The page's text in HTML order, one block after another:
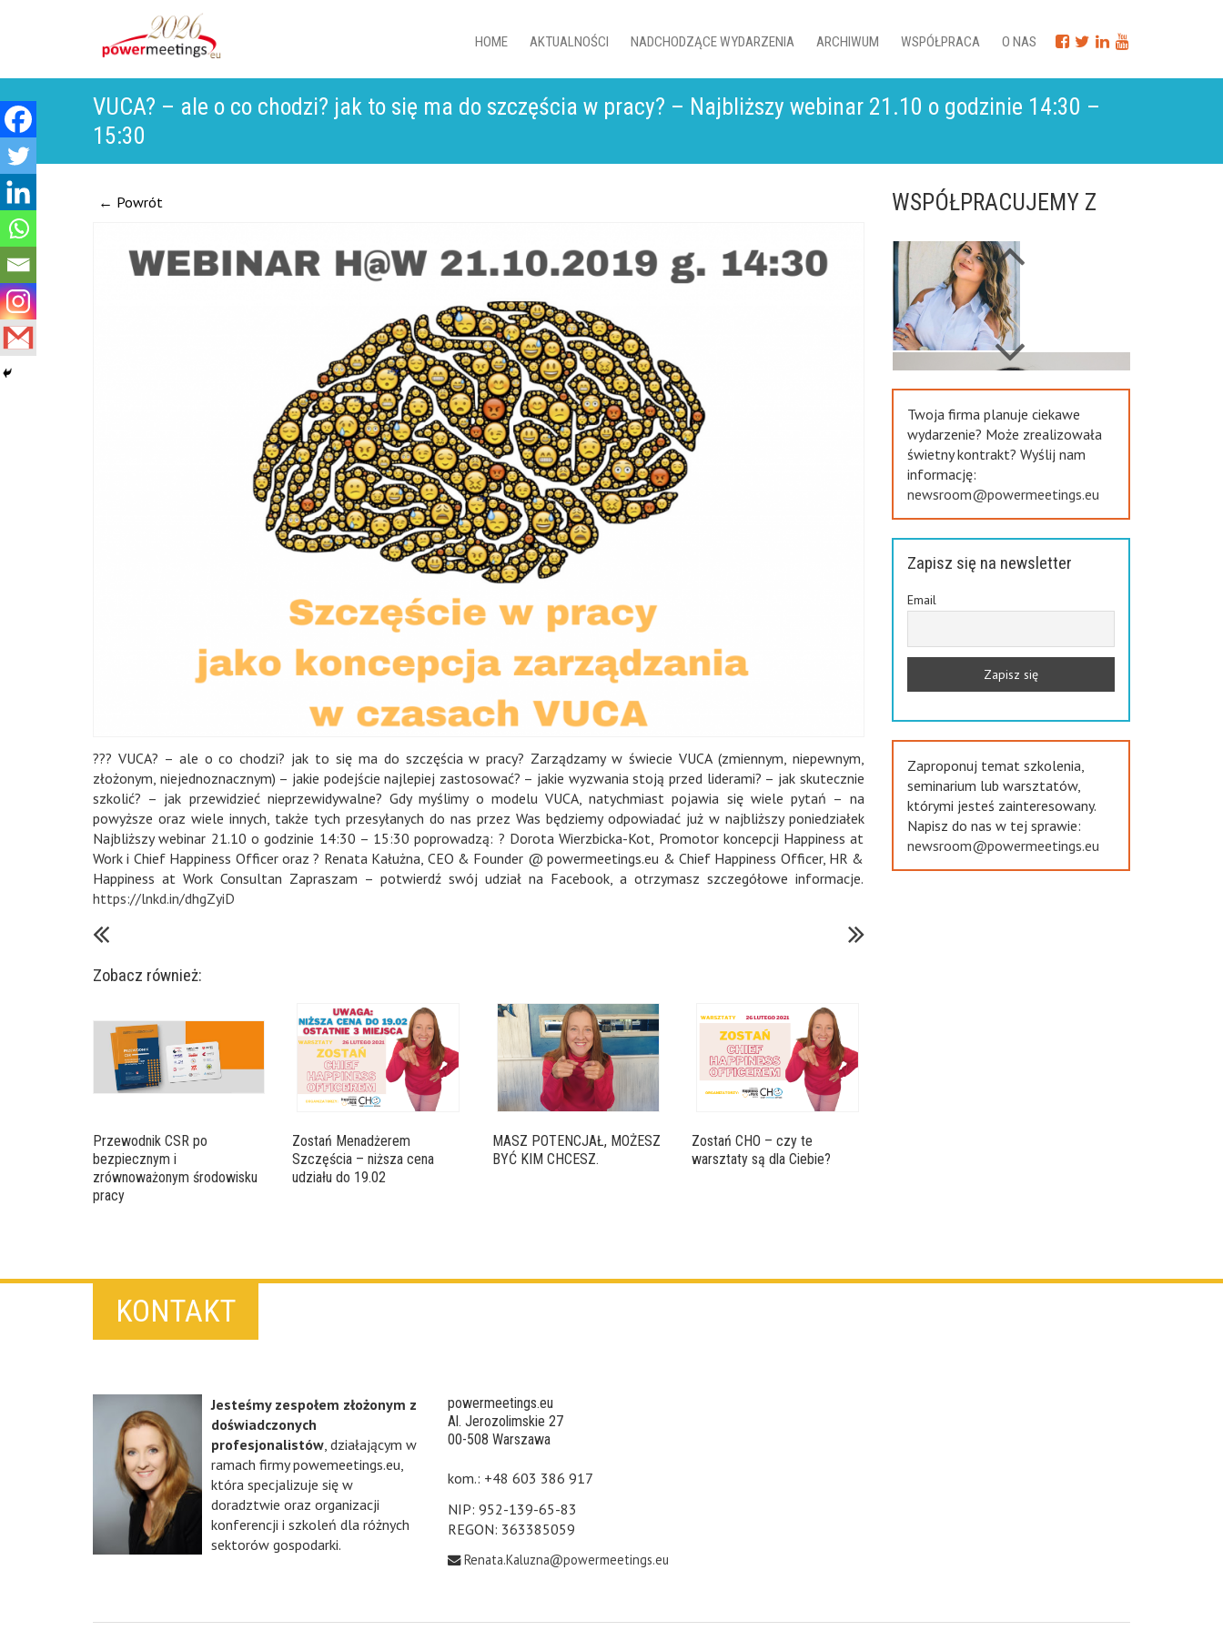
HOME AKTUALNOŚCI NADCHODZĄCE WYDARZENIA ARCHIWUM WSPÓŁPRACA O NAS
VUCA? – ale o co chodzi? jak to się ma do szczęścia w pracy? – Najbliższy webinar 21.10 o godzinie 14:30 –
15:30
← Powrót
??? VUCA? – ale o co chodzi? jak to się ma do szczęścia w pracy? Zarządzamy w świecie VUCA (zmiennym, niepewnym,
złożonym, niejednoznacznym) – jakie podejście najlepiej zastosować? – jakie wyzwania stoją przed liderami? – jak skutecznie
szkolić? – jak przewidzieć nieprzewidywalne? Gdy myślimy o modelu VUCA, natychmiast pojawia się wiele pytań – na
powyższe oraz wiele innych, także tych przesyłanych do nas przez Was będziemy odpowiadać już w najbliższy poniedziałek
Najbliższy webinar 21.10 o godzinie 14:30 – 15:30 poprowadzą: ? Dorota Wierzbicka-Kot, Promotor koncepcji Happiness at
Work i Chief Happiness Officer oraz ? Renata Kałużna, CEO & Founder @ powermeetings.eu & Chief Happiness Officer, HR &
Happiness at Work Consultan Zapraszam – potwierdź swój udział na Facebook, a otrzymasz szczegółowe informacje.
https://lnkd.in/dhgZyiD
Zobacz również:
Przewodnik CSR po
bezpiecznym i
zrównoważonym środowisku
pracy
Zostań Menadżerem
Szczęścia – niższa cena
udziału do 19.02
MASZ POTENCJAŁ, MOŻESZ
BYĆ KIM CHCESZ.
Zostań CHO – czy te
warsztaty są dla Ciebie?
WSPÓŁPRACUJEMY Z
Next
Twoja firma planuje ciekawe
wydarzenie? Może zrealizowała
świetny kontrakt? Wyślij nam
informację:
newsroom@powermeetings.eu
Zapisz się na newsletter
Email
Zaproponuj temat szkolenia,
seminarium lub warsztatów,
którymi jesteś zainteresowany.
Napisz do nas w tej sprawie:
newsroom@powermeetings.eu
KONTAKT
Jesteśmy zespołem złożonym z
doświadczonych
profesjonalistów , działającym w
ramach firmy powemeetings.eu,
która specjalizuje się w
doradztwie oraz organizacji
konferencji i szkoleń dla różnych
sektorów gospodarki.
powermeetings.eu
Al. Jerozolimskie 27
00-508 Warszawa
kom.: +48 603 386 917
NIP: 952-139-65-83
REGON: 363385059
Renata.Kaluzna@powermeetings.eu